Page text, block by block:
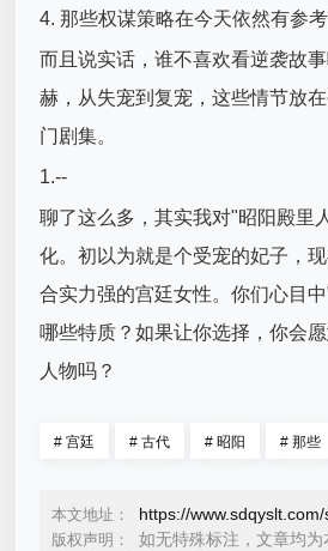
4. 那些权谋策略在今天依然有参
而且说实话，谁不喜欢看逆袭故
赫，从失宠到复宠，这些情节放
门剧集。
1.--
聊了这么多，其实我对"昭阳殿里
化。初以为就是个受宠的妃子，
合实力强的宫廷女性。你们心目
哪些特质？如果让你选择，你会
人物吗？
# 宫廷 # 古代 # 昭阳 # 那些
本文地址： https://
版权声明：
如无特殊标注，文章均